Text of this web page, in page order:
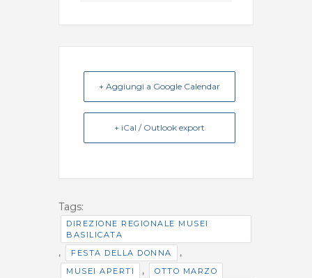
+ Aggiungi a Google Calendar
+ iCal / Outlook export
Tags:
DIREZIONE REGIONALE MUSEI
BASILICATA
, FESTA DELLA DONNA ,
MUSEI APERTI , OTTO MARZO